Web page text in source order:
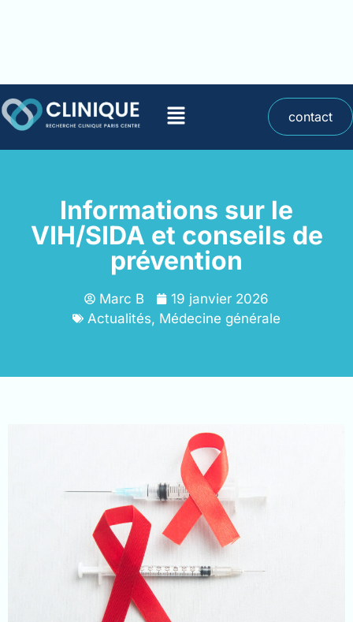
contact
Informations sur le
VIH/SIDA et conseils de
prévention
Marc B
19 janvier 2026
Actualités, Médecine générale